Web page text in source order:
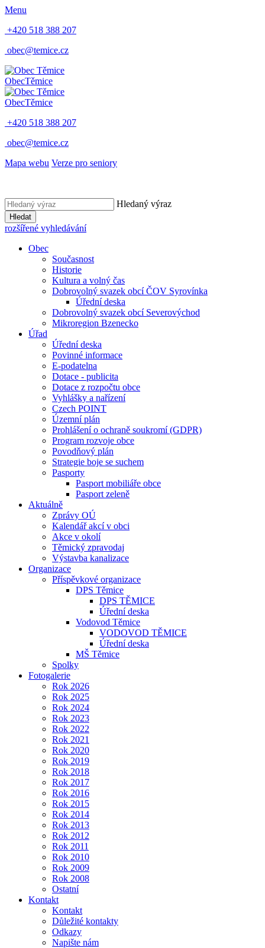
Menu
+420 518 388 207
obec@temice.cz
ObecTěmice
ObecTěmice
+420 518 388 207
obec@temice.cz
Mapa webu Verze pro seniory
Hledaný výraz
Hledat
rozšířené vyhledávání
Obec
Současnost
Historie
Kultura a volný čas
Dobrovolný svazek obcí ČOV Syrovínka
Úřední deska
Dobrovolný svazek obcí Severovýchod
Mikroregion Bzenecko
Úřad
Úřední deska
Povinné informace
E-podatelna
Dotace - publicita
Dotace z rozpočtu obce
Vyhlášky a nařízení
Czech POINT
Územní plán
Prohlášení o ochraně soukromí (GDPR)
Program rozvoje obce
Povodňový plán
Strategie boje se suchem
Pasporty
Pasport mobiliáře obce
Pasport zeleně
Aktuálně
Zprávy OÚ
Kalendář akcí v obci
Akce v okolí
Těmický zpravodaj
Výstavba kanalizace
Organizace
Příspěvkové organizace
DPS Těmice
DPS TĚMICE
Úřední deska
Vodovod Těmice
VODOVOD TĚMICE
Úřední deska
MŠ Těmice
Spolky
Fotogalerie
Rok 2026
Rok 2025
Rok 2024
Rok 2023
Rok 2022
Rok 2021
Rok 2020
Rok 2019
Rok 2018
Rok 2017
Rok 2016
Rok 2015
Rok 2014
Rok 2013
Rok 2012
Rok 2011
Rok 2010
Rok 2009
Rok 2008
Ostatní
Kontakt
Kontakt
Důležité kontakty
Odkazy
Napište nám